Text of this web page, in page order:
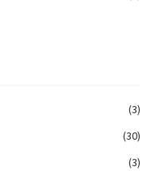
(3)
(30)
(3)